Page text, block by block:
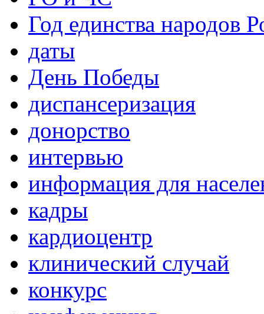
Год единства народов
даты
День Победы
диспансеризация
донорство
интервью
информация для
кадры
кардиоцентр
клинический случай
конкурс